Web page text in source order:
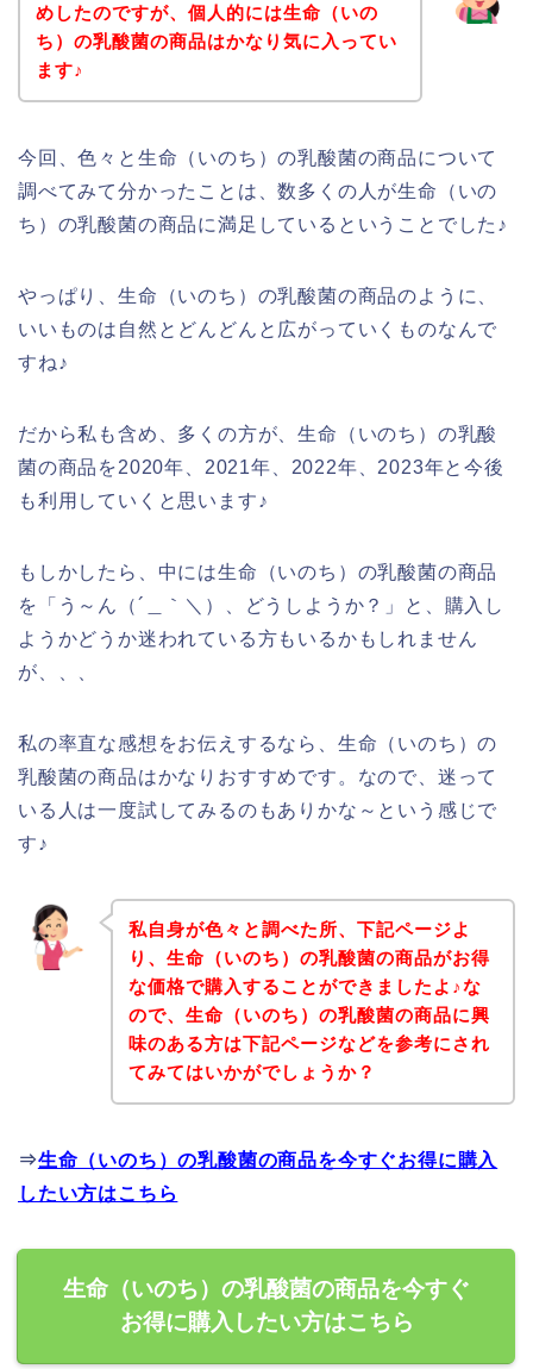
めしたのですが、個人的には生命（いの
ち）の乳酸菌の商品はかなり気に入ってい
ます♪
今回、色々と生命（いのち）の乳酸菌の商品について
調べてみて分かったことは、数多くの人が生命（いの
ち）の乳酸菌の商品に満足しているということでした♪
やっぱり、生命（いのち）の乳酸菌の商品のように、
いいものは自然とどんどんと広がっていくものなんで
すね♪
だから私も含め、多くの方が、生命（いのち）の乳酸
菌の商品を2020年、2021年、2022年、2023年と今後
も利用していくと思います♪
もしかしたら、中には生命（いのち）の乳酸菌の商品
を「う～ん（´＿｀＼）、どうしようか？」と、購入し
ようかどうか迷われている方もいるかもしれません
が、、、
私の率直な感想をお伝えするなら、生命（いのち）の
乳酸菌の商品はかなりおすすめです。なので、迷って
いる人は一度試してみるのもありかな～という感じで
す♪
私自身が色々と調べた所、下記ページよ
り、生命（いのち）の乳酸菌の商品がお得
な価格で購入することができましたよ♪な
ので、生命（いのち）の乳酸菌の商品に興
味のある方は下記ページなどを参考にされ
てみてはいかがでしょうか？
⇒生命（いのち）の乳酸菌の商品を今すぐお得に購入
したい方はこちら
生命（いのち）の乳酸菌の商品を今すぐ
お得に購入したい方はこちら